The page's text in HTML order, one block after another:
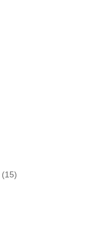
(15)